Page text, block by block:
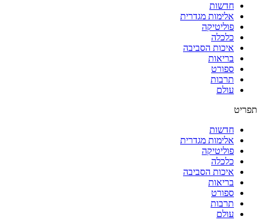
חדשות
אלימות מגדרית
פוליטיקה
כלכלה
איכות הסביבה
בריאות
ספורט
תרבות
עולם
תפריט
חדשות
אלימות מגדרית
פוליטיקה
כלכלה
איכות הסביבה
בריאות
ספורט
תרבות
עולם